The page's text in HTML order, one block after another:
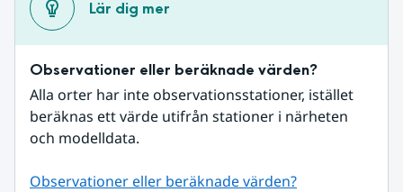
Lär dig mer
Observationer eller beräknade värden?
Alla orter har inte observationsstationer, istället
beräknas ett värde utifrån stationer i närheten
och modelldata.
Observationer eller beräknade värden?